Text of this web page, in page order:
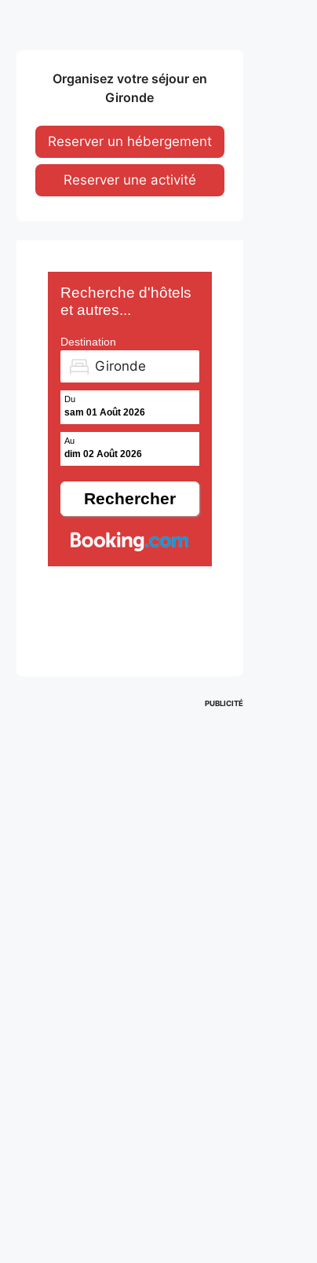
Organisez votre séjour en
Gironde
Reserver un hébergement
Reserver une activité
Recherche d'hôtels
et autres...
Destination
Du
sam 01 Août 2026
Au
dim 02 Août 2026
PUBLICITÉ